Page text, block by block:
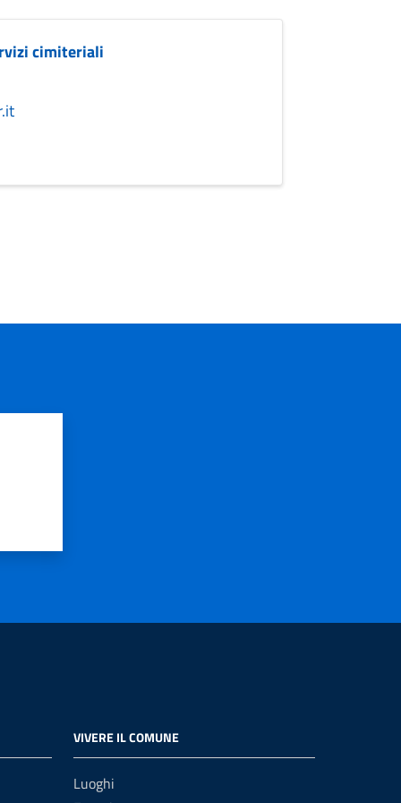
cimiteriali
VIVERE IL COMUNE
Luoghi